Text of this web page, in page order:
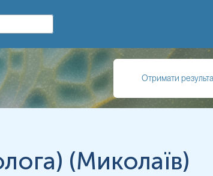
Отримати
систем.
(Миколаїв)